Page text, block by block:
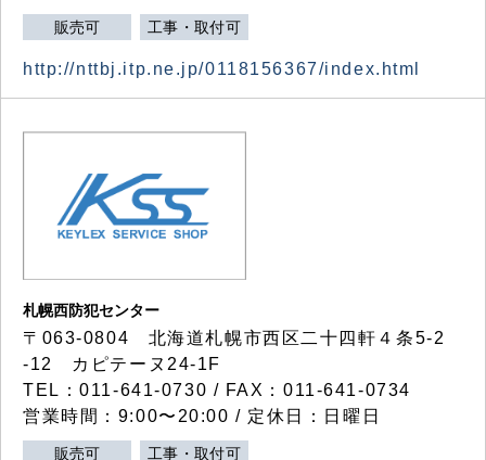
販売可 工事・取付可
http://nttbj.itp.ne.jp/0118156367/index.html
札幌西防犯センター
〒063-0804 北海道札幌市西区二十四軒４条5-2
-12 カピテーヌ24-1F
TEL：011-641-0730 / FAX：011-641-0734
営業時間：9:00〜20:00 / 定休日：日曜日
販売可 工事・取付可